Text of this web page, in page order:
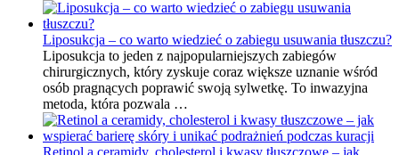
Liposukcja – co warto wiedzieć o zabiegu usuwania tłuszczu?
Liposukcja to jeden z najpopularniejszych zabiegów
chirurgicznych, który zyskuje coraz większe uznanie wśród
osób pragnących poprawić swoją sylwetkę. To inwazyjna
metoda, która pozwala …
Retinol a ceramidy, cholesterol i kwasy tłuszczowe – jak